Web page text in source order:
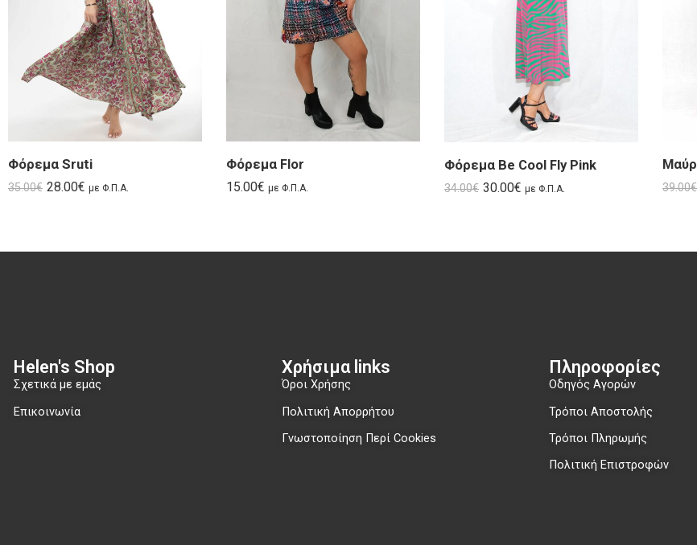
Φόρεμα Sruti
35.00€ 28.00€ με Φ.Π.Α.
Φόρεμα Flor
15.00€ με Φ.Π.Α.
Φόρεμα Be Cool Fly Pink
34.00€ 30.00€ με Φ.Π.Α. 39.00€
Helen's Shop
Σχετικά με εμάς
Επικοινωνία
Χρήσιμα links​
Όροι Χρήσης
Πολιτική Απορρήτου
Γνωστοποίηση Περί Cookies
Πληροφορίες
Οδηγός Αγορών
Τρόποι Αποστολής
Τρόποι Πληρωμής
Πολιτική Επιστροφών